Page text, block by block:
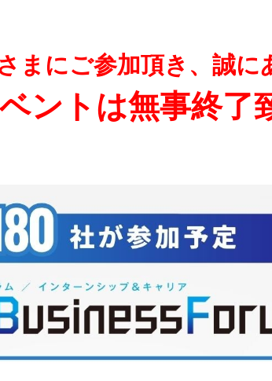
まにご参加頂き、誠に
ントは無事終了